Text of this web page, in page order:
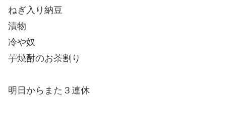
ねぎ入り納豆
漬物
冷や奴
芋焼酎のお茶割り
明日からまた３連休